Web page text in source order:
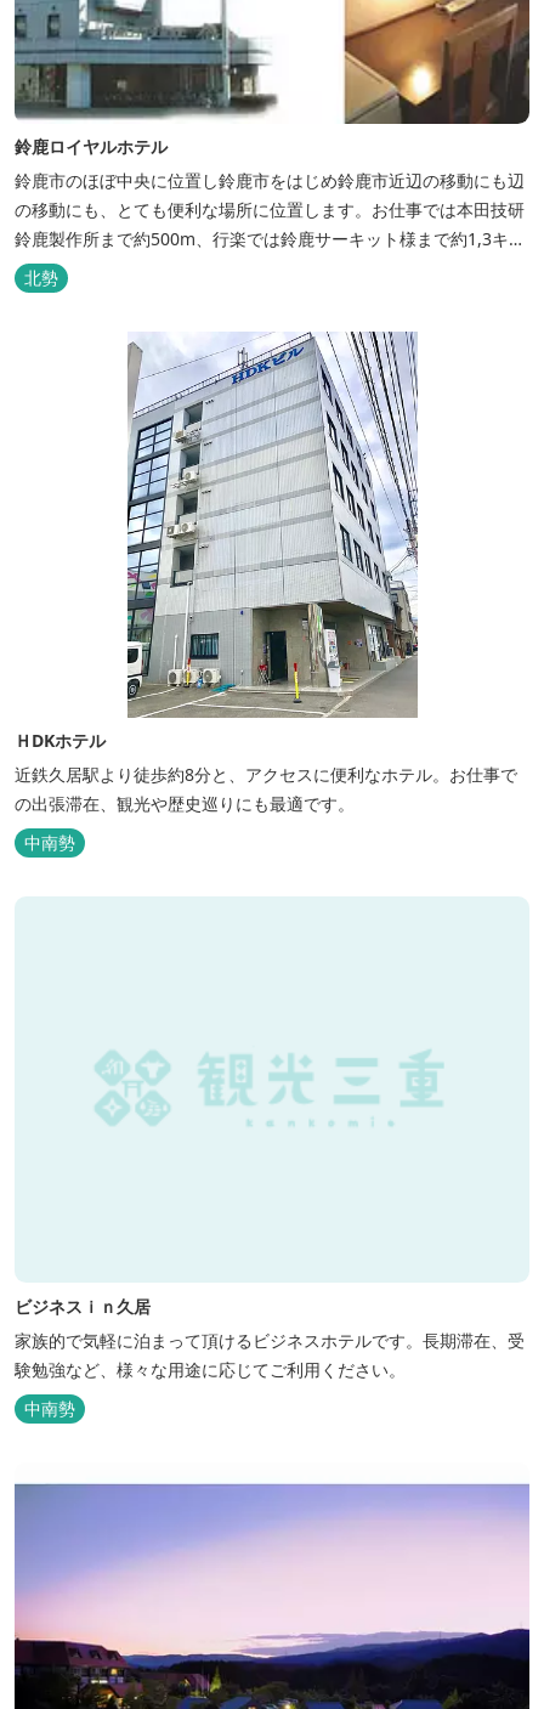
鈴鹿ロイヤルホテル
鈴鹿市のほぼ中央に位置し鈴鹿市をはじめ鈴鹿市近辺の移動にも辺
の移動にも、とても便利な場所に位置します。お仕事では本田技研
鈴鹿製作所まで約500m、行楽では鈴鹿サーキット様まで約1,3キ
ロ、スポーツ行事では鈴鹿スポーツガーデン様まで約3キロととて
も近い場所にあります。亀山市へのアクセスも便利でシャープ亀山
工場では約10キロと鈴鹿市では近い場所となっております。
北勢
ＨDKホテル
近鉄久居駅より徒歩約8分と、アクセスに便利なホテル。お仕事で
の出張滞在、観光や歴史巡りにも最適です。
中南勢
ビジネスｉｎ久居
家族的で気軽に泊まって頂けるビジネスホテルです。長期滞在、受
験勉強など、様々な用途に応じてご利用ください。
中南勢